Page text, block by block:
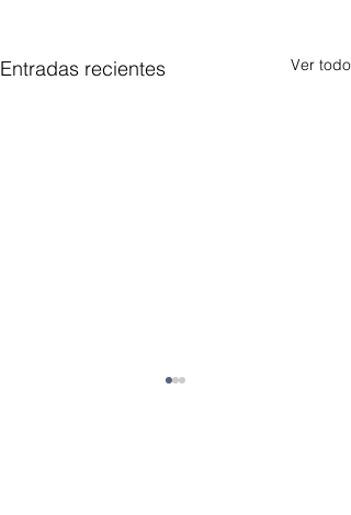
Entradas recientes Ver todo